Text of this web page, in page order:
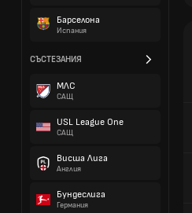
Барселона
Испания
СЪСТЕЗАНИЯ
МЛС
САЩ
USL League One
САЩ
Висша Лига
Англия
Бундеслига
Германия